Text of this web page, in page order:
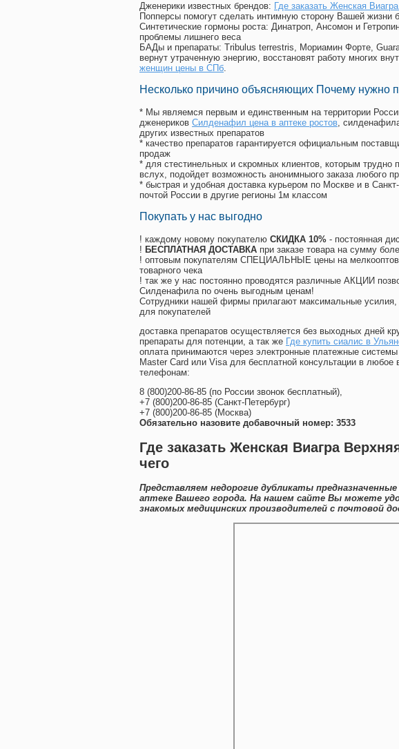
Дженерики известных брендов: Где заказать Женская
Попперсы помогут сделать интимную сторону Вашей жизни
Синтетические гормоны роста: Динатроп, Ансомон и
проблемы лишнего веса
БАДы и препараты: Tribulus terrestris, Мориамин Форте,
вернут утраченную энергию, восстановят работу многих
женщин цены в СПб.
Несколько причино объясняющих Почему нужно
* Мы являемся первым и единственным на территории
дженериков Силденафил цена в аптеке ростов,
других известных препаратов
* качество препаратов гарантируется официальным
продаж
* для стестинельных и скромных клиентов, которым трудно
вслух, подойдет возможность анонимныого заказа любого
* быстрая и удобная доставка курьером по Москве и в
почтой России в другие регионы 1м классом
Покупать у нас выгодно
! каждому новому покупателю СКИДКА 10% - постоянная
! БЕСПЛАТНАЯ ДОСТАВКА при заказе товара на сумму
! оптовым покупателям СПЕЦИАЛЬНЫЕ цены на
товарного чека
! так же у нас постоянно проводятся различные АКЦИИ
Силденафила по очень выгодным ценам!
Cотрудники нашей фирмы прилагают максимальные
для покупателей
доставка препаратов осуществляется без выходных дней
препараты для потенции, а так же Где купить сиалис в
оплата принимаются через электронные платежные
Master Card или Visa для бесплатной консультации в любое
телефонам:
8 (800)200-86-85 (по России звонок бесплатный),
+7 (800)200-86-85 (Санкт-Петербург)
+7 (800)200-86-85 (Москва)
Обязательно назовите добавочный номер: 3533
Где заказать Женская Виагра
чего
Представляем недорогие дубликаты
аптеке Вашего города. На нашем сайте Вы можете
знакомых медицинских производителей с почтовой